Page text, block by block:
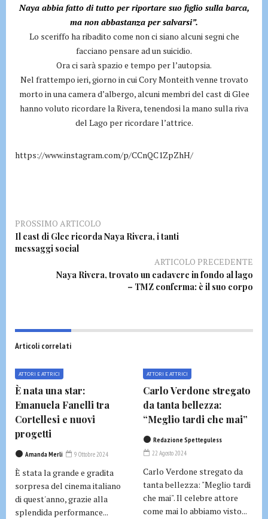
Naya abbia fatto di tutto per riportare suo figlio sulla barca,
ma non abbastanza per salvarsi”.
Lo sceriffo ha ribadito come non ci siano alcuni segni che
facciano pensare ad un suicidio.
Ora ci sarà spazio e tempo per l’autopsia.
Nel frattempo ieri, giorno in cui Cory Monteith venne trovato
morto in una camera d’albergo, alcuni membri del cast di Glee
hanno voluto ricordare la Rivera, tenendosi la mano sulla riva
del Lago per ricordare l’attrice.
https://www.instagram.com/p/CCnQC1ZpZhH/
PROSSIMO ARTICOLO
Il cast di Glee ricorda Naya Rivera, i tanti
messaggi social
ARTICOLO PRECEDENTE
Naya Rivera, trovato un cadavere in fondo al lago
– TMZ conferma: è il suo corpo
Articoli correlati
ATTORI E ATTRICI
È nata una star:
Emanuela Fanelli tra
Cortellesi e nuovi
progetti
Amanda Merli 9 Ottobre 2024
È stata la grande e gradita
sorpresa del cinema italiano
di quest'anno, grazie alla
splendida performance...
ATTORI E ATTRICI
Carlo Verdone stregato
da tanta bellezza:
“Meglio tardi che mai”
Redazione Spetteguless
22 Agosto 2024
Carlo Verdone stregato da
tanta bellezza: "Meglio tardi
che mai". Il celebre attore
come mai lo abbiamo visto...